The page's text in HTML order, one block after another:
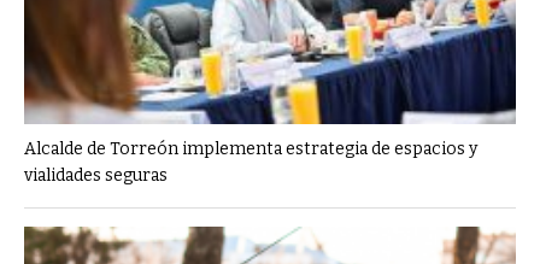
Alcalde de Torreón implementa estrategia de espacios y
vialidades seguras